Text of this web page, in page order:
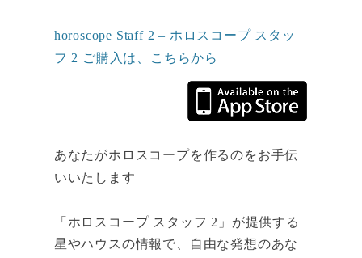
horoscope Staff 2 – ホロスコープ スタッ
フ 2 ご購入は、こちらから
あなたがホロスコープを作るのをお手伝
いいたします
「ホロスコープ スタッフ 2」が提供する
星やハウスの情報で、自由な発想のあな